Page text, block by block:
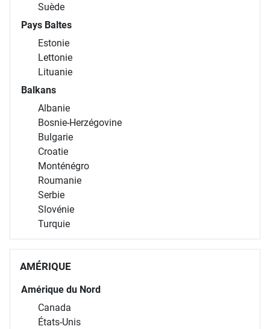
Suède
Pays Baltes
Estonie
Lettonie
Lituanie
Balkans
Albanie
Bosnie-Herzégovine
Bulgarie
Croatie
Monténégro
Roumanie
Serbie
Slovénie
Turquie
AMÉRIQUE
Amérique du Nord
Canada
États-Unis